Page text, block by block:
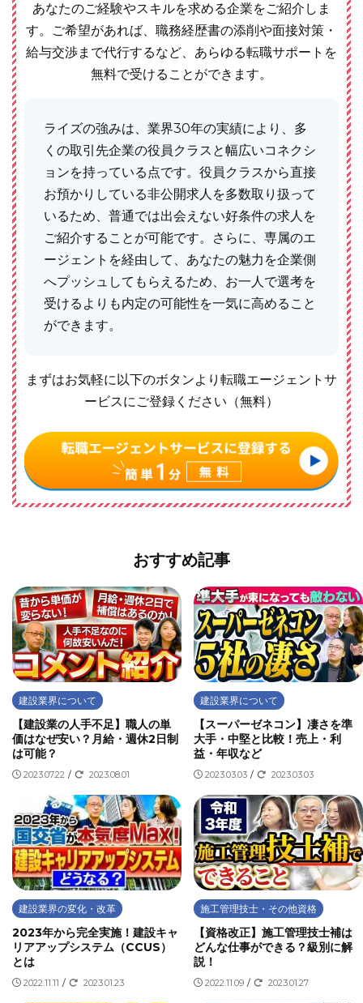
あなたのご経験やスキルを求める企業をご紹介しま
す。ご希望があれば、職務経歴書の添削や面接対策・
給与交渉まで代行するなど、あらゆる転職サポートを
無料で受けることができます。
ライズの強みは、業界30年の実績により、多
くの取引先企業の役員クラスと幅広いコネクシ
ョンを持っている点です。役員クラスから直接
お預かりしている非公開求人を多数取り扱って
いるため、普通では出会えない好条件の求人を
ご紹介することが可能です。さらに、専属のエ
ージェントを経由して、あなたの魅力を企業側
へプッシュしてもらえるため、お一人で選考を
受けるよりも内定の可能性を一気に高めること
ができます。
まずはお気軽に以下のボタンより転職エージェントサ
ービスにご登録ください（無料）
おすすめ記事
建設業界について
【建設業の人手不足】職人の単
価はなぜ安い？月給・週休2日制
は可能？
2023.07.22 / 2023.08.01
建設業界について
【スーパーゼネコン】凄さを準
大手・中堅と比較！売上・利
益・年収など
2023.03.03 / 2023.03.03
建設業界の変化・改革
2023年から完全実施！建設キャ
リアアップシステム（CCUS）
とは
2022.11.11 / 2023.01.23
施工管理技士・その他資格
【資格改正】施工管理技士補は
どんな仕事ができる？級別に解
説！
2022.11.09 / 2023.01.27